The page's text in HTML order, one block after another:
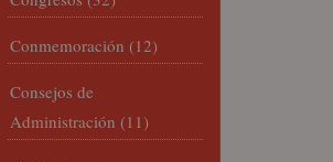
Conmemoración (12)
Consejos de
Administración (11)